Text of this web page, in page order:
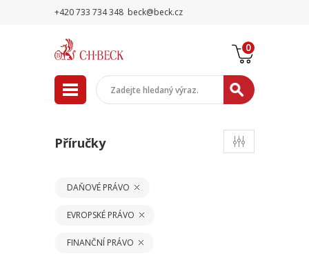
+420 733 734 348 beck@beck.cz
0
Příručky
DAŇOVÉ PRÁVO
EVROPSKÉ PRÁVO
FINANČNÍ PRÁVO